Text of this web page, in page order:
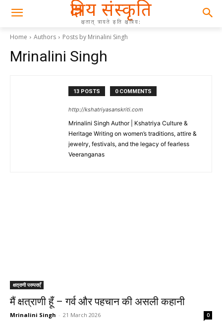
क्षत्रिय संस्कृति
क्षतात् त्रायते इति क्षत्रिय:
Home Authors Posts by Mrinalini Singh
Mrinalini Singh
13 POSTS 0 COMMENTS
http://kshatriyasanskriti.com
Mrinalini Singh Author | Kshatriya Culture &
Heritage Writing on women’s traditions, attire &
jewelry, festivals, and the legacy of fearless
Veeranganas
क्षत्राणी परम्पराएँ
मैं क्षत्राणी हूँ – गर्व और पहचान की असली कहानी
Mrinalini Singh - 21 March 2026 0